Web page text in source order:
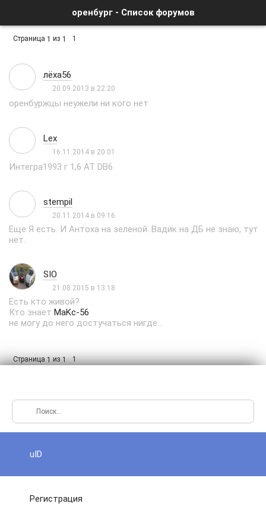
оренбург - Список форумов
Страница 1 из 1 1
лёха56
20.09.2013 в 22:20
оренбуржцы неужели ни кого нет
Lex
16.11.2014 в 20:01
Интегра1993 г 1,6 AT DB6
stempil
20.11.2014 в 09:16
Еще Я есть. И Антоха на зеленой. Вадик на ДБ не знаю, тут
нет.
SIO
21.08.2015 в 13:18
Есть кто живой?
Кто знает MaKc-56
не могу до него достучаться нигде...
Страница1из1 1
uID
Регистрация